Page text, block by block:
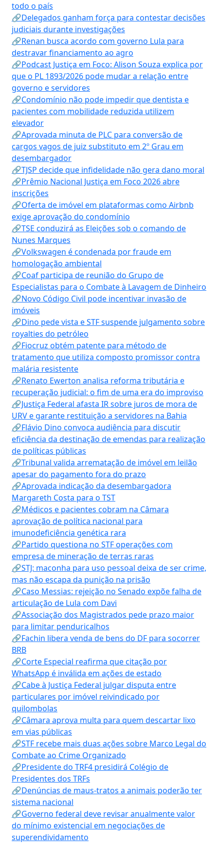
todo o país
🔗Delegados ganham força para contestar decisões
judiciais durante investigações
🔗Renan busca acordo com governo Lula para
destravar financiamento ao agro
🔗Podcast Justiça em Foco: Alison Souza explica por
que o PL 1893/2026 pode mudar a relação entre
governo e servidores
🔗Condomínio não pode impedir que dentista e
pacientes com mobilidade reduzida utilizem
elevador
🔗Aprovada minuta de PLC para conversão de
cargos vagos de juiz substituto em 2º Grau em
desembargador
🔗TJSP decide que infidelidade não gera dano moral
🔗Prêmio Nacional Justiça em Foco 2026 abre
inscrições
🔗Oferta de imóvel em plataformas como Airbnb
exige aprovação do condomínio
🔗TSE conduzirá as Eleições sob o comando de
Nunes Marques
🔗Volkswagen é condenada por fraude em
homologação ambiental
🔗Coaf participa de reunião do Grupo de
Especialistas para o Combate à Lavagem de Dinheiro
🔗Novo Código Civil pode incentivar invasão de
imóveis
🔗Dino pede vista e STF suspende julgamento sobre
royalties do petróleo
🔗Fiocruz obtém patente para método de
tratamento que utiliza composto promissor contra
malária resistente
🔗Renato Ewerton analisa reforma tributária e
recuperação judicial: o fim de uma era do improviso
🔗Justiça Federal afasta IR sobre juros de mora de
URV e garante restituição a servidores na Bahia
🔗Flávio Dino convoca audiência para discutir
eficiência da destinação de emendas para realização
de políticas públicas
🔗Tribunal valida arrematação de imóvel em leilão
apesar do pagamento fora do prazo
🔗Aprovada indicação da desembargadora
Margareth Costa para o TST
🔗Médicos e pacientes cobram na Câmara
aprovação de política nacional para
imunodeficiência genética rara
🔗Partido questiona no STF operações com
empresa de mineração de terras raras
🔗STJ: maconha para uso pessoal deixa de ser crime,
mas não escapa da punição na prisão
🔗Caso Messias: rejeição no Senado expõe falha de
articulação de Lula com Davi
🔗Associação dos Magistrados pede prazo maior
para limitar penduricalhos
🔗Fachin libera venda de bens do DF para socorrer
BRB
🔗Corte Especial reafirma que citação por
WhatsApp é inválida em ações de estado
🔗Cabe à Justiça Federal julgar disputa entre
particulares por imóvel reivindicado por
quilombolas
🔗Câmara aprova multa para quem descartar lixo
em vias públicas
🔗STF recebe mais duas ações sobre Marco Legal do
Combate ao Crime Organizado
🔗Presidente do TRF4 presidirá Colégio de
Presidentes dos TRFs
🔗Denúncias de maus-tratos a animais poderão ter
sistema nacional
🔗Governo federal deve revisar anualmente valor
do mínimo existencial em negociações de
superendividamento